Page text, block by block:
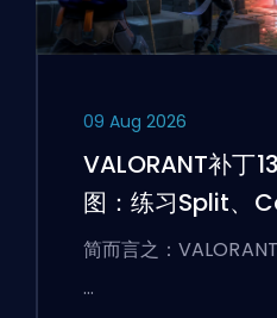
09 Aug 2026
VALORANT补丁
图：练习Split、
简而言之：
…